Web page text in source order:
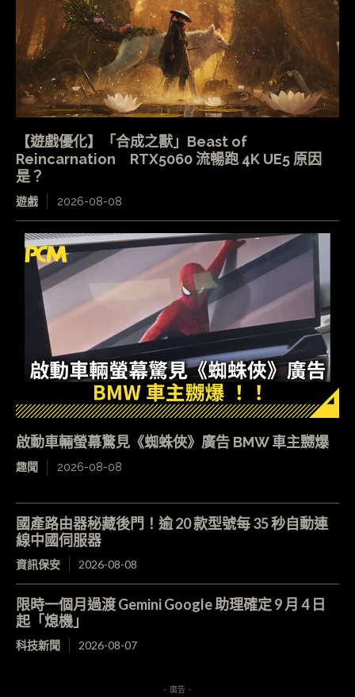
【遊戲優化】「合成之獸」Beast of
Reincarnation RTX5060 流暢跑 4K UE5 原因
是？
遊戲 2026-08-08
啟動車輛螢幕驚見《蜘蛛俠》廣告 BMW 車主嬲爆
趣聞 2026-08-08
國產路由器秘藏後門！逾 20 款型號每 35 秒自動連
線中國伺服器
資訊保安 2026-08-08
限時一個月過渡 Gemini Google 助理確定 9 月 4 日
起「熄機」
科技新聞 2026-08-07
- 廣告 -